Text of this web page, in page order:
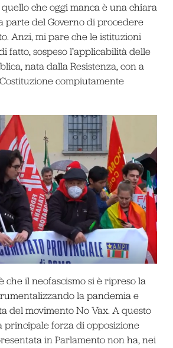
che oggi manca è una chiara
parte del Governo di procedere
Anzi, mi pare che le istituzioni
fatto, sospeso l’applicabilità delle
nata dalla Resistenza, con a
compiutamente
che il neofascismo si è ripreso la
la pandemia e
del movimento No Vax. A questo
principale forza di opposizione
in Parlamento non ha, nei